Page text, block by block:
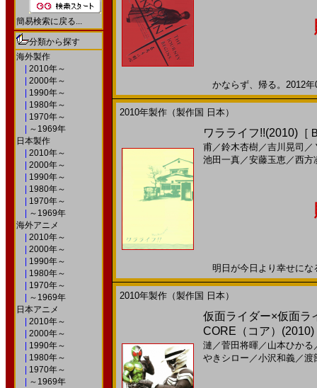
簡易検索に戻る...
分類から探す
海外製作
2010年～
2000年～
1990年～
1980年～
1970年～
～1969年
日本製作
2010年～
2000年～
1990年～
1980年～
1970年～
～1969年
海外アニメ
2010年～
2000年～
1990年～
1980年～
1970年～
～1969年
日本アニメ
2010年～
2000年～
1990年～
1980年～
1970年～
～1969年
かならず、帰る。2012
2010年製作（製作国 日本）
ワラライフ!!(2010)［
甫／鈴木杏樹／吉川晃司 ／
池田一真／安藤玉恵／西方
明日が今日より幸せに
2010年製作（製作国 日本）
仮面ライダー×仮面
CORE（コア）
漣 ／菅田将暉／ 山本ひかる
やきシロー ／小沢和義／渡